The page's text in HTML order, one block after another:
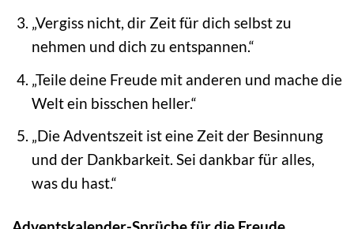
„Vergiss nicht, dir Zeit für dich selbst zu
nehmen und dich zu entspannen.“
„Teile deine Freude mit anderen und mache die
Welt ein bisschen heller.“
„Die Adventszeit ist eine Zeit der Besinnung
und der Dankbarkeit. Sei dankbar für alles,
was du hast.“